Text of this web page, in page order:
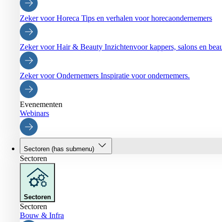
Zeker voor Horeca Tips en verhalen voor horecaondernemers
Zeker voor Hair & Beauty Inzichtenvoor kappers, salons en
Zeker voor Ondernemers Inspiratie voor ondernemers.
Evenementen
Webinars
Sectoren (has submenu)
Sectoren
Sectoren
Sectoren
Bouw & Infra